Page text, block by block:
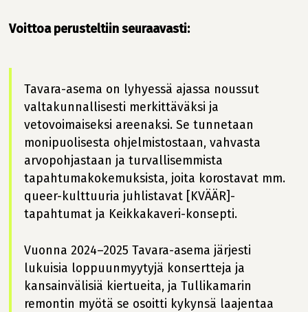
Voittoa perusteltiin seuraavasti:
Tavara-asema on lyhyessä ajassa noussut
valtakunnallisesti merkittäväksi ja
vetovoimaiseksi areenaksi. Se tunnetaan
monipuolisesta ohjelmistostaan, vahvasta
arvopohjastaan ja turvallisemmista
tapahtumakokemuksista, joita korostavat mm.
queer-kulttuuria juhlistavat [KVÄÄR]-
tapahtumat ja Keikkakaveri-konsepti.
Vuonna 2024–2025 Tavara-asema järjesti
lukuisia loppuunmyytyjä konsertteja ja
kansainvälisiä kiertueita, ja Tullikamarin
remontin myötä se osoitti kykynsä laajentaa